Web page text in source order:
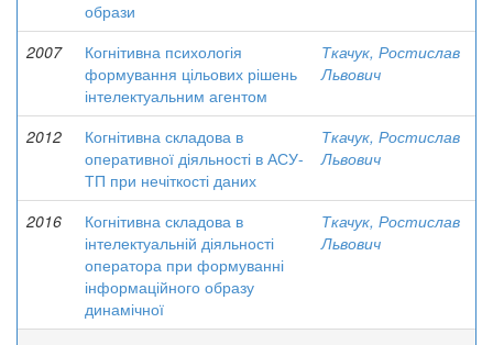
образи
2007
Когнітивна психологія
формування цільових рішень
інтелектуальним агентом
Ткачук, Ростислав
Львович
2012
Когнітивна складова в
оперативної діяльності в АСУ-
ТП при нечіткості даних
Ткачук, Ростислав
Львович
2016
Когнітивна складова в
інтелектуальній діяльності
оператора при формуванні
інформаційного образу
динамічної
Ткачук, Ростислав
Львович